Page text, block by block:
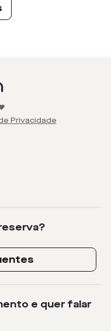
Privacidade
e quer falar